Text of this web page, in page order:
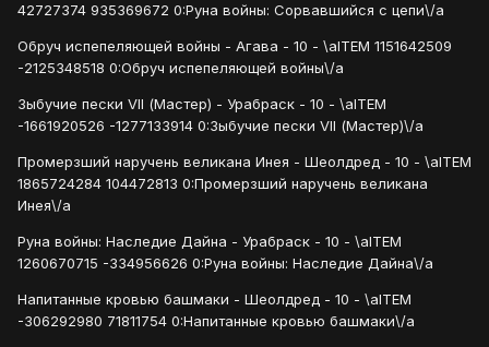
42727374 935369672 0:Руна войны: Сорвавшийся с цепи\/a
Обруч испепеляющей войны - Агава - 10 - \aITEM 1151642509
-2125348518 0:Обруч испепеляющей войны\/a
Зыбучие пески VII (Мастер) - Урабраск - 10 - \aITEM
-1661920526 -1277133914 0:Зыбучие пески VII (Мастер)\/a
Промерзший наручень великана Инея - Шеолдред - 10 - \aITEM
1865724284 104472813 0:Промерзший наручень великана
Инея\/a
Руна войны: Наследие Дайна - Урабраск - 10 - \aITEM
1260670715 -334956626 0:Руна войны: Наследие Дайна\/a
Напитанные кровью башмаки - Шеолдред - 10 - \aITEM
-306292980 71811754 0:Напитанные кровью башмаки\/a